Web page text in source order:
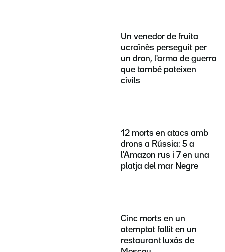
Un venedor de fruita
ucraïnès perseguit per
un dron, l'arma de guerra
que també pateixen
civils
12 morts en atacs amb
drons a Rússia: 5 a
l'Amazon rus i 7 en una
platja del mar Negre
Cinc morts en un
atemptat fallit en un
restaurant luxós de